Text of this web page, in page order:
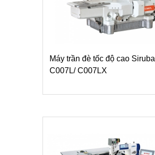
Máy trần đè tốc độ cao Siruba
C007L/ C007LX